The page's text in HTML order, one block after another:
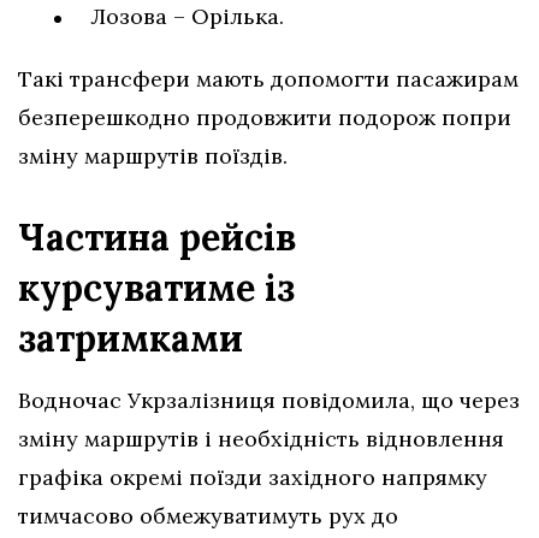
Лозова – Орілька.
Такі трансфери мають допомогти пасажирам
безперешкодно продовжити подорож попри
зміну маршрутів поїздів.
Частина рейсів
курсуватиме із
затримками
Водночас Укрзалізниця повідомила, що через
зміну маршрутів і необхідність відновлення
графіка окремі поїзди західного напрямку
тимчасово обмежуватимуть рух до